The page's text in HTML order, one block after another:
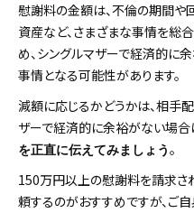
慰謝料の金額は、不倫の期間や
資産など、さまざまな事情を総
め、シングルマザーで経済的に
事情となる可能性があります。
減額に応じるかどうかは、相手
ザーで経済的に余裕がない場合
を正直に伝えてみましょう 。
150万円以上の慰謝料を請求さ
頼するのがおすすめですが、ご